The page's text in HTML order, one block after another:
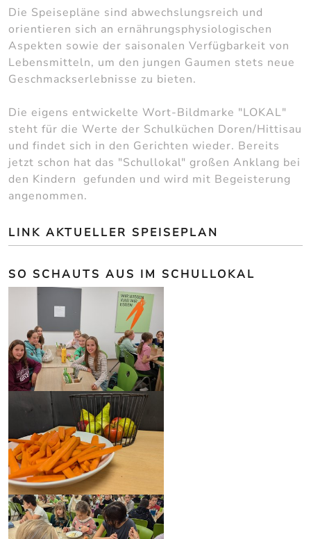
Die Speisepläne sind abwechslungsreich und
orientieren sich an ernährungsphysiologischen
Aspekten sowie der saisonalen Verfügbarkeit von
Lebensmitteln, um den jungen Gaumen stets neue
Geschmackserlebnisse zu bieten.
Die eigens entwickelte Wort-Bildmarke "LOKAL"
steht für die Werte der Schulküchen Doren/Hittisau
und findet sich in den Gerichten wieder. Bereits
jetzt schon hat das "Schullokal" großen Anklang bei
den Kindern gefunden und wird mit Begeisterung
angenommen.
LINK AKTUELLER SPEISEPLAN
SO SCHAUTS AUS IM SCHULLOKAL